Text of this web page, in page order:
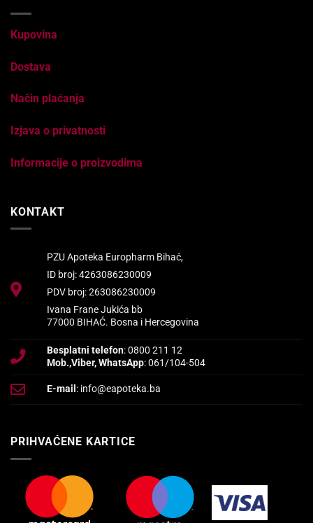
Kupovina
Dostava
Način plaćanja
Izjava o privatnosti
Informacije o proizvodima
KONTAKT
PZU Apoteka Europharm Bihać,
ID broj: 4263086230009
PDV broj: 263086230009
Ivana Frane Jukića bb
77000 BIHAĆ. Bosna i Hercegovina
Besplatni telefon: 0800 211 12
Mob.,Viber, WhatsApp: 061/104-504
E-mail : info@eapoteka.ba
PRIHVAĆENE KARTICE